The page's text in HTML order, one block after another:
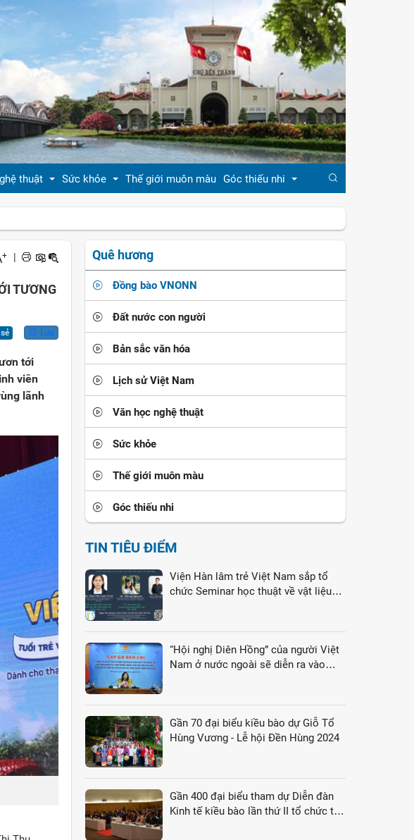
thuật
ngữ
Nam
Sức khỏe
Sống đẹp
Sống khỏe
Làm đẹp
Thế giới muôn màu Góc thiếu nhi
Ca dao - tục ngữ
Đồng dao
+
TƯƠNG
Lưu
tới
viên
lãnh
Phó Chủ tịch UBND thành phố Hà Nội Nguyễn Mạnh Quyền phát biểu tại buổi lễ
Quê hương
Đồng bào VNONN
Đất nước con người
Bản sắc văn hóa
Lịch sử Việt Nam
Văn học nghệ thuật
Sức khỏe
Thế giới muôn màu
Góc thiếu nhi
TIN TIÊU ĐIỂM
Viện Hàn lâm trẻ Việt Nam sắp tổ
chức Seminar học thuật về vật liệu
“Hội nghị Diên Hồng” của người Việt
Nam ở nước ngoài sẽ diễn ra vào
Gần 70 đại biểu kiều bào dự Giỗ Tổ
Hùng Vương - Lễ hội Đền Hùng 2024
Gần 400 đại biểu tham dự Diễn đàn
Kinh tế kiều bào lần thứ II tổ chức tại